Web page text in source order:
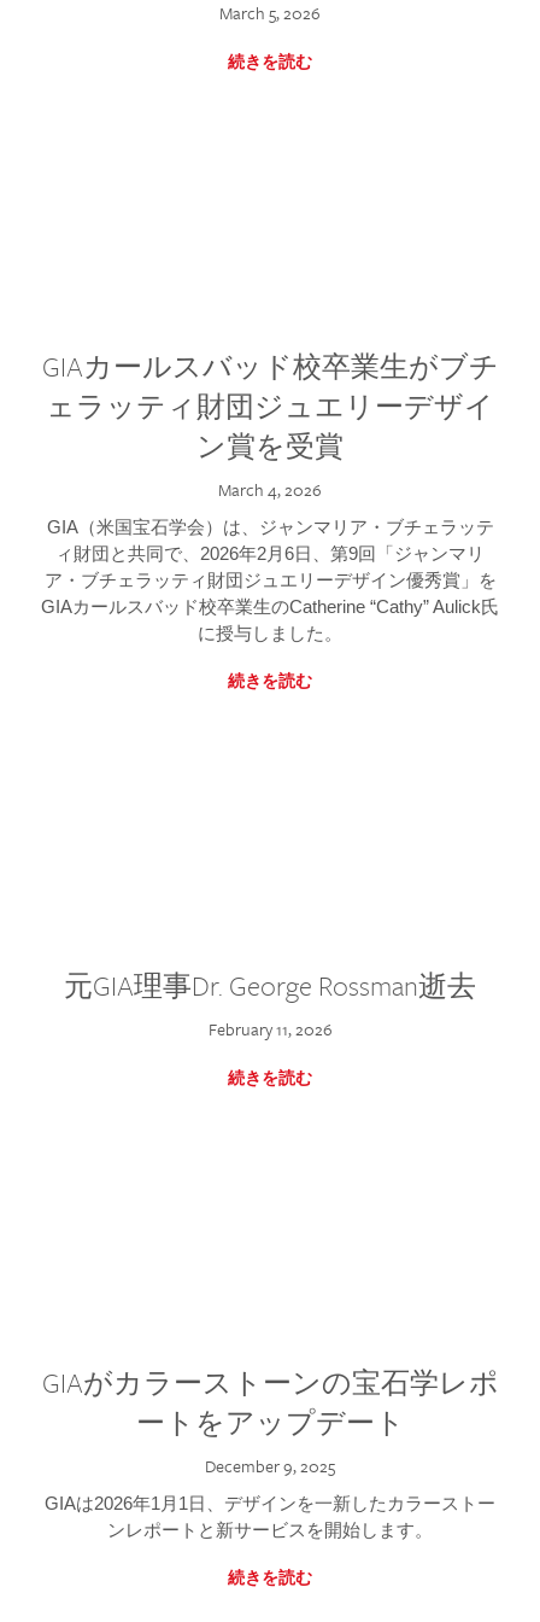
March 5, 2026
続きを読む
GIAカールスバッド校卒業生がブチ
ェラッティ財団ジュエリーデザイ
ン賞を受賞
March 4, 2026
GIA（米国宝石学会）は、ジャンマリア・ブチェラッテ
ィ財団と共同で、2026年2月6日、第9回「ジャンマリ
ア・ブチェラッティ財団ジュエリーデザイン優秀賞」を
GIAカールスバッド校卒業生のCatherine “Cathy” Aulick氏
に授与しました。
続きを読む
元GIA理事Dr. George Rossman逝去
February 11, 2026
続きを読む
GIAがカラーストーンの宝石学レポ
ートをアップデート
December 9, 2025
GIAは2026年1月1日、デザインを一新したカラーストー
ンレポートと新サービスを開始します。
続きを読む